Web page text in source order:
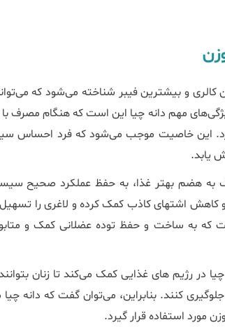
کالری و بیشترین فیبر شناخته می‌شود که
مهم دانه چیا این است که هنگام مصرف
این خاصیت موجب می‌شود که فرد احساس
یابد.
کمک به هضم بهتر غذا، به حفظ عملکرد صحیح
اشتهای کاذب کمک کرده و لاغری را تسهیل
که به ساخت و حفظ توده عضلانی کمک و
در رژیم‌ های غذایی کمک می‌کند تا زنان
کنند. بنابراین، می‌توان گفت که دانه
مورد استفاده قرار گیرد.